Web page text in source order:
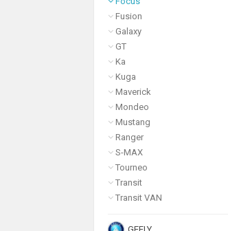
Fusion
Galaxy
GT
Ka
Kuga
Maverick
Mondeo
Mustang
Ranger
S-MAX
Tourneo
Transit
Transit VAN